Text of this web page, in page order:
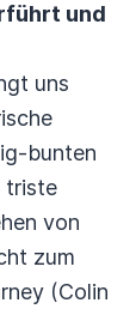
und
uns
bunten
triste
von
zum
(Colin